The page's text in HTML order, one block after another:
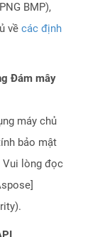
BMP),
về các định
Đám mây
máy chủ
bảo mật
Vui lòng đọc